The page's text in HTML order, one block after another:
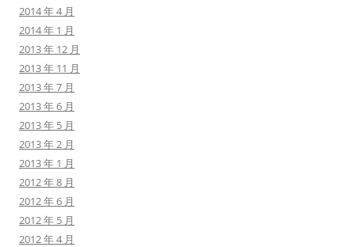
2014 年 4 月
2014 年 1 月
2013 年 12 月
2013 年 11 月
2013 年 7 月
2013 年 6 月
2013 年 5 月
2013 年 2 月
2013 年 1 月
2012 年 8 月
2012 年 6 月
2012 年 5 月
2012 年 4 月